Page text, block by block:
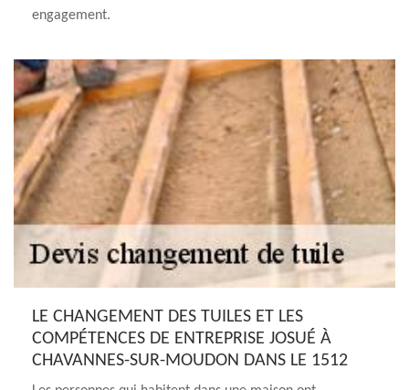
engagement.
LE CHANGEMENT DES TUILES ET LES
COMPÉTENCES DE ENTREPRISE JOSUÉ À
CHAVANNES-SUR-MOUDON DANS LE 1512